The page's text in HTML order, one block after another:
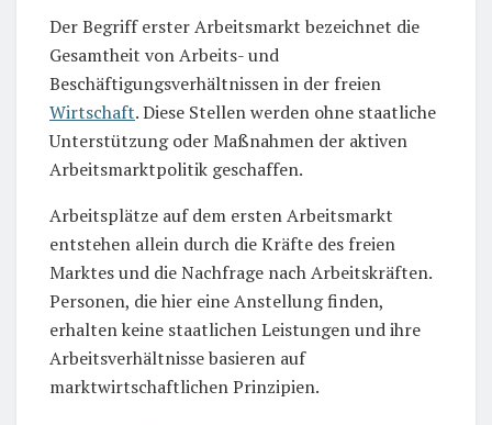
Der Begriff erster Arbeitsmarkt bezeichnet die
Gesamtheit von Arbeits- und
Beschäftigungsverhältnissen in der freien
Wirtschaft. Diese Stellen werden ohne staatliche
Unterstützung oder Maßnahmen der aktiven
Arbeitsmarktpolitik geschaffen.
Arbeitsplätze auf dem ersten Arbeitsmarkt
entstehen allein durch die Kräfte des freien
Marktes und die Nachfrage nach Arbeitskräften.
Personen, die hier eine Anstellung finden,
erhalten keine staatlichen Leistungen und ihre
Arbeitsverhältnisse basieren auf
marktwirtschaftlichen Prinzipien.